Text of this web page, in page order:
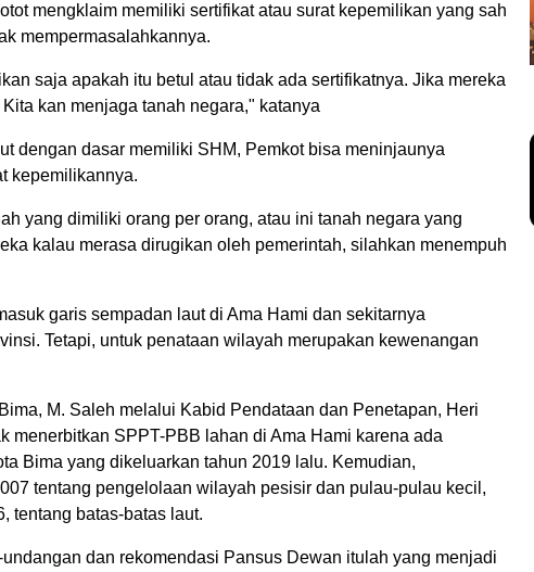
mengklaim memiliki sertifikat atau surat kepemilikan yang sah
mempermasalahkannya.
saja apakah itu betul atau tidak ada sertifikatnya. Jika mereka
kan menjaga tanah negara," katanya
dengan dasar memiliki SHM, Pemkot bisa meninjaunya
kepemilikannya.
yang dimiliki orang per orang, atau ini tanah negara yang
kalau merasa dirugikan oleh pemerintah, silahkan menempuh
garis sempadan laut di Ama Hami dan sekitarnya
Tetapi, untuk penataan wilayah merupakan kewenangan
M. Saleh melalui Kabid Pendataan dan Penetapan, Heri
menerbitkan SPPT-PBB lahan di Ama Hami karena ada
Bima yang dikeluarkan tahun 2019 lalu. Kemudian,
tentang pengelolaan wilayah pesisir dan pulau-pulau kecil,
tentang batas-batas laut.
dan rekomendasi Pansus Dewan itulah yang menjadi